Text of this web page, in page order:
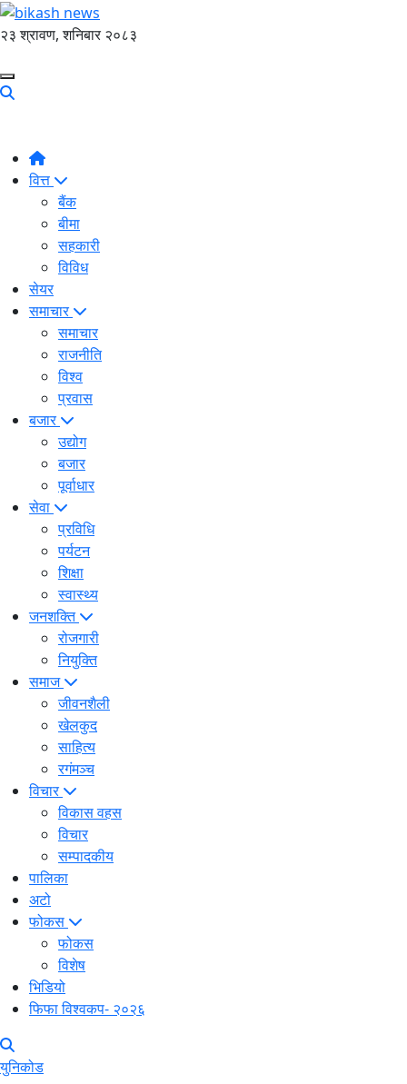
२३ श्रावण, शनिबार २०८३
वित्त
बैंक
बीमा
सहकारी
विविध
सेयर
समाचार
समाचार
राजनीति
विश्व
प्रवास
बजार
उद्योग
बजार
पूर्वाधार
सेवा
प्रविधि
पर्यटन
शिक्षा
स्वास्थ्य
जनशक्ति
रोजगारी
नियुक्ति
समाज
जीवनशैली
खेलकुद
साहित्य
रगंमञ्च
विचार
विकास वहस
विचार
सम्पादकीय
पालिका
अटो
फोकस
फोकस
विशेष
भिडियो
फिफा विश्वकप- २०२६
युनिकोड